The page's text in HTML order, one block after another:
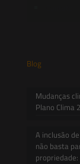
Blog
Mudanças
Plano Clima
A inclusão
não basta
propriedade: